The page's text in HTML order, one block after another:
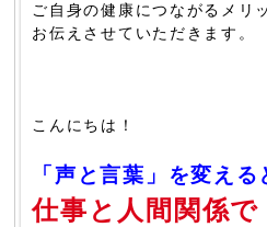
ご自身の健康につながるメリ
お伝えさせていただきます。
こんにちは！
「声と言葉」を変える
仕事と人間関係で